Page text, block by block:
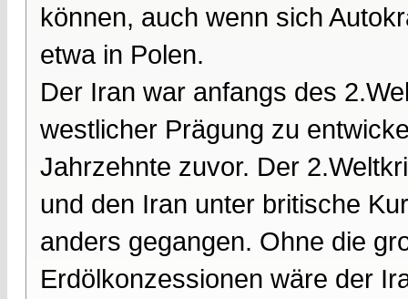
können, auch wenn sich
etwa in Polen.
Der Iran war anfangs des
westlicher Prägung zu
Jahrzehnte zuvor. Der
und den Iran unter britische
anders gegangen. Ohne die
Erdölkonzessionen wäre der